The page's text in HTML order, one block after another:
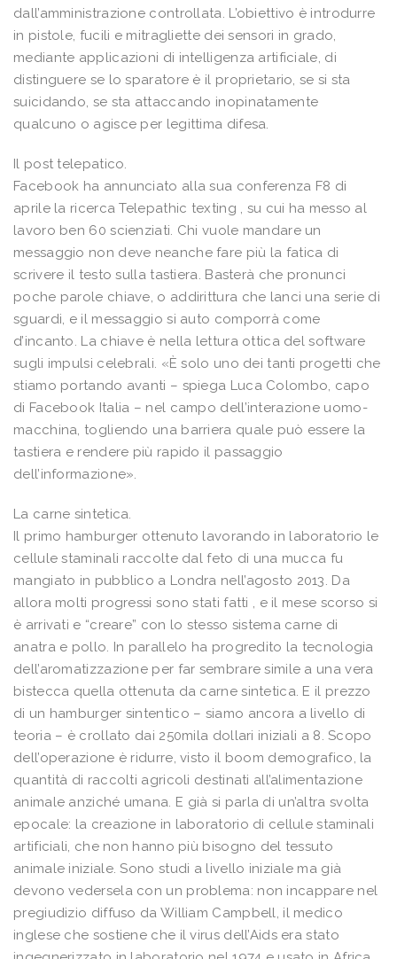
dall’amministrazione controllata. L’obiettivo è introdurre
in pistole, fucili e mitragliette dei sensori in grado,
mediante applicazioni di intelligenza artificiale, di
distinguere se lo sparatore è il proprietario, se si sta
suicidando, se sta attaccando inopinatamente
qualcuno o agisce per legittima difesa.
Il post telepatico.
Facebook ha annunciato alla sua conferenza F8 di
aprile la ricerca Telepathic texting , su cui ha messo al
lavoro ben 60 scienziati. Chi vuole mandare un
messaggio non deve neanche fare più la fatica di
scrivere il testo sulla tastiera. Basterà che pronunci
poche parole chiave, o addirittura che lanci una serie di
sguardi, e il messaggio si auto comporrà come
d’incanto. La chiave è nella lettura ottica del software
sugli impulsi celebrali. «È solo uno dei tanti progetti che
stiamo portando avanti – spiega Luca Colombo, capo
di Facebook Italia – nel campo dell’interazione uomo-
macchina, togliendo una barriera quale può essere la
tastiera e rendere più rapido il passaggio
dell’informazione».
La carne sintetica.
Il primo hamburger ottenuto lavorando in laboratorio le
cellule staminali raccolte dal feto di una mucca fu
mangiato in pubblico a Londra nell’agosto 2013. Da
allora molti progressi sono stati fatti , e il mese scorso si
è arrivati e “creare” con lo stesso sistema carne di
anatra e pollo. In parallelo ha progredito la tecnologia
dell’aromatizzazione per far sembrare simile a una vera
bistecca quella ottenuta da carne sintetica. E il prezzo
di un hamburger sintentico – siamo ancora a livello di
teoria – è crollato dai 250mila dollari iniziali a 8. Scopo
dell’operazione è ridurre, visto il boom demografico, la
quantità di raccolti agricoli destinati all’alimentazione
animale anziché umana. E già si parla di un’altra svolta
epocale: la creazione in laboratorio di cellule staminali
artificiali, che non hanno più bisogno del tessuto
animale iniziale. Sono studi a livello iniziale ma già
devono vedersela con un problema: non incappare nel
pregiudizio diffuso da William Campbell, il medico
inglese che sostiene che il virus dell’Aids era stato